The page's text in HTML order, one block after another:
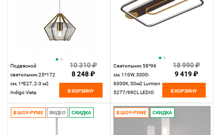
Подвесной
светильник 25*172
см, 1*E27, 2-3 м2
Indigo Vista
золотой V000135
10 310 ₽
8 248 ₽
В КОРЗИНУ
Светильник 58*96
см, 110W, 3000-
6000K, 30м2 Lumion
5277/99CL LEDIO
золото 13360Лм
пульт ДУ 220V
18 990 ₽
9 419 ₽
В КОРЗИНУ
В ШОУ-РУМЕ ВИДЕО СКИДКА В ШОУ-РУМЕ СКИДКА